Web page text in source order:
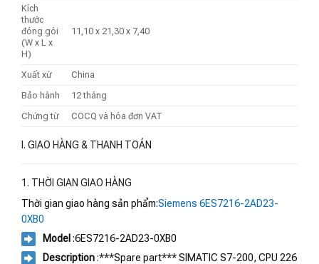
Kích
thước
đóng gói
(W x L x
H)
11,10 x 21,30 x 7,40
Xuất xứ
China
Bảo hành
12 tháng
Chứng từ
COCQ và hóa đơn VAT
I. GIAO HÀNG & THANH TOÁN
1. THỜI GIAN GIAO HÀNG
Thời gian giao hàng sản phẩm:Siemens 6ES7216-2AD23-
0XB0
Model :6ES7216-2AD23-0XB0
Description:***Spare part*** SIMATIC S7-200, CPU 226